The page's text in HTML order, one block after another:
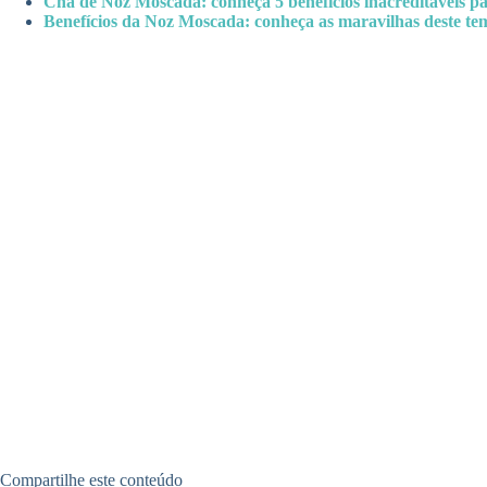
Benefícios da Noz Moscada: conheça as maravilhas deste
Compartilhe este conteúdo